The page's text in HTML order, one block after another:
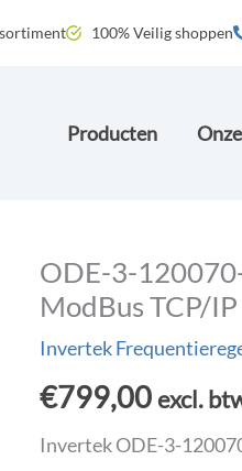
100% Veilig shoppen
Producten
ODE-3-
ModBus TCP/
Invertek
€799,00 excl.
Invertek ODE-3-